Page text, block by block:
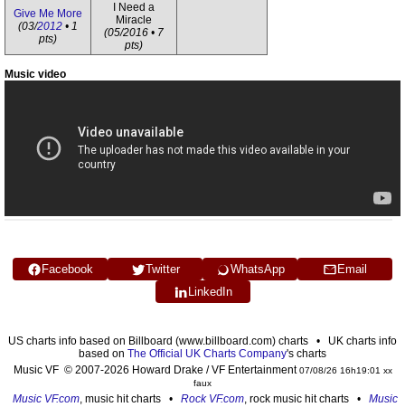
Give Me More
(03/2012 • 1
pts)
I Need a
Miracle
(05/2016 • 7
pts)
Music video
Facebook Twitter WhatsApp
Email
LinkedIn
US charts info based on Billboard (www.billboard.com) charts • UK charts info
based on The Official UK Charts Company's charts
Music VF © 2007-2026 Howard Drake / VF Entertainment07/08/26 16h19:01 xx
faux
Music VF.com, music hit charts • Rock VF.com, rock music hit charts • Music